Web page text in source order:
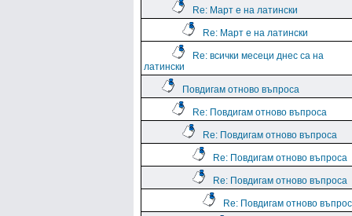
Re: Март е на латински
Re: Март е на латински
Re: всички месеци днес са на
латински
Повдигам отново въпроса
Re: Повдигам отново въпроса
Re: Повдигам отново въпроса
Re: Повдигам отново въпроса
Re: Повдигам отново въпроса
Re: Повдигам отново